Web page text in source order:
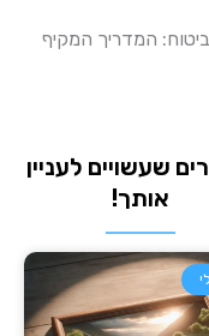
ביטוח: המדריך המקיף
שעשויים לעניין
אותך!